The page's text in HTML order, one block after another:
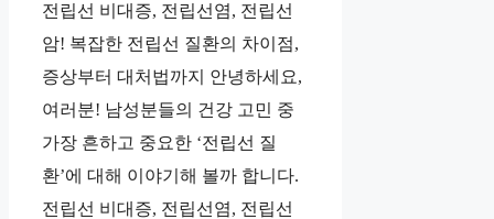
전립선 비대증, 전립선염, 전립선
암! 복잡한 전립선 질환의 차이점,
증상부터 대처법까지 안녕하세요,
여러분! 남성분들의 건강 고민 중
가장 흔하고 중요한 ‘전립선 질
환’에 대해 이야기해 볼까 합니다.
전립선 비대증, 전립선염, 전립선